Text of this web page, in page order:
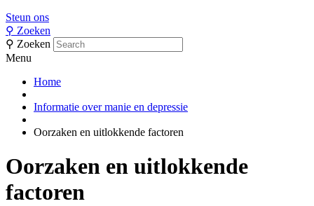
Steun ons
⚲ Zoeken
⚲ Zoeken
Menu
Home
Informatie over manie en depressie
Oorzaken en uitlokkende factoren
Oorzaken en uitlokkende
factoren